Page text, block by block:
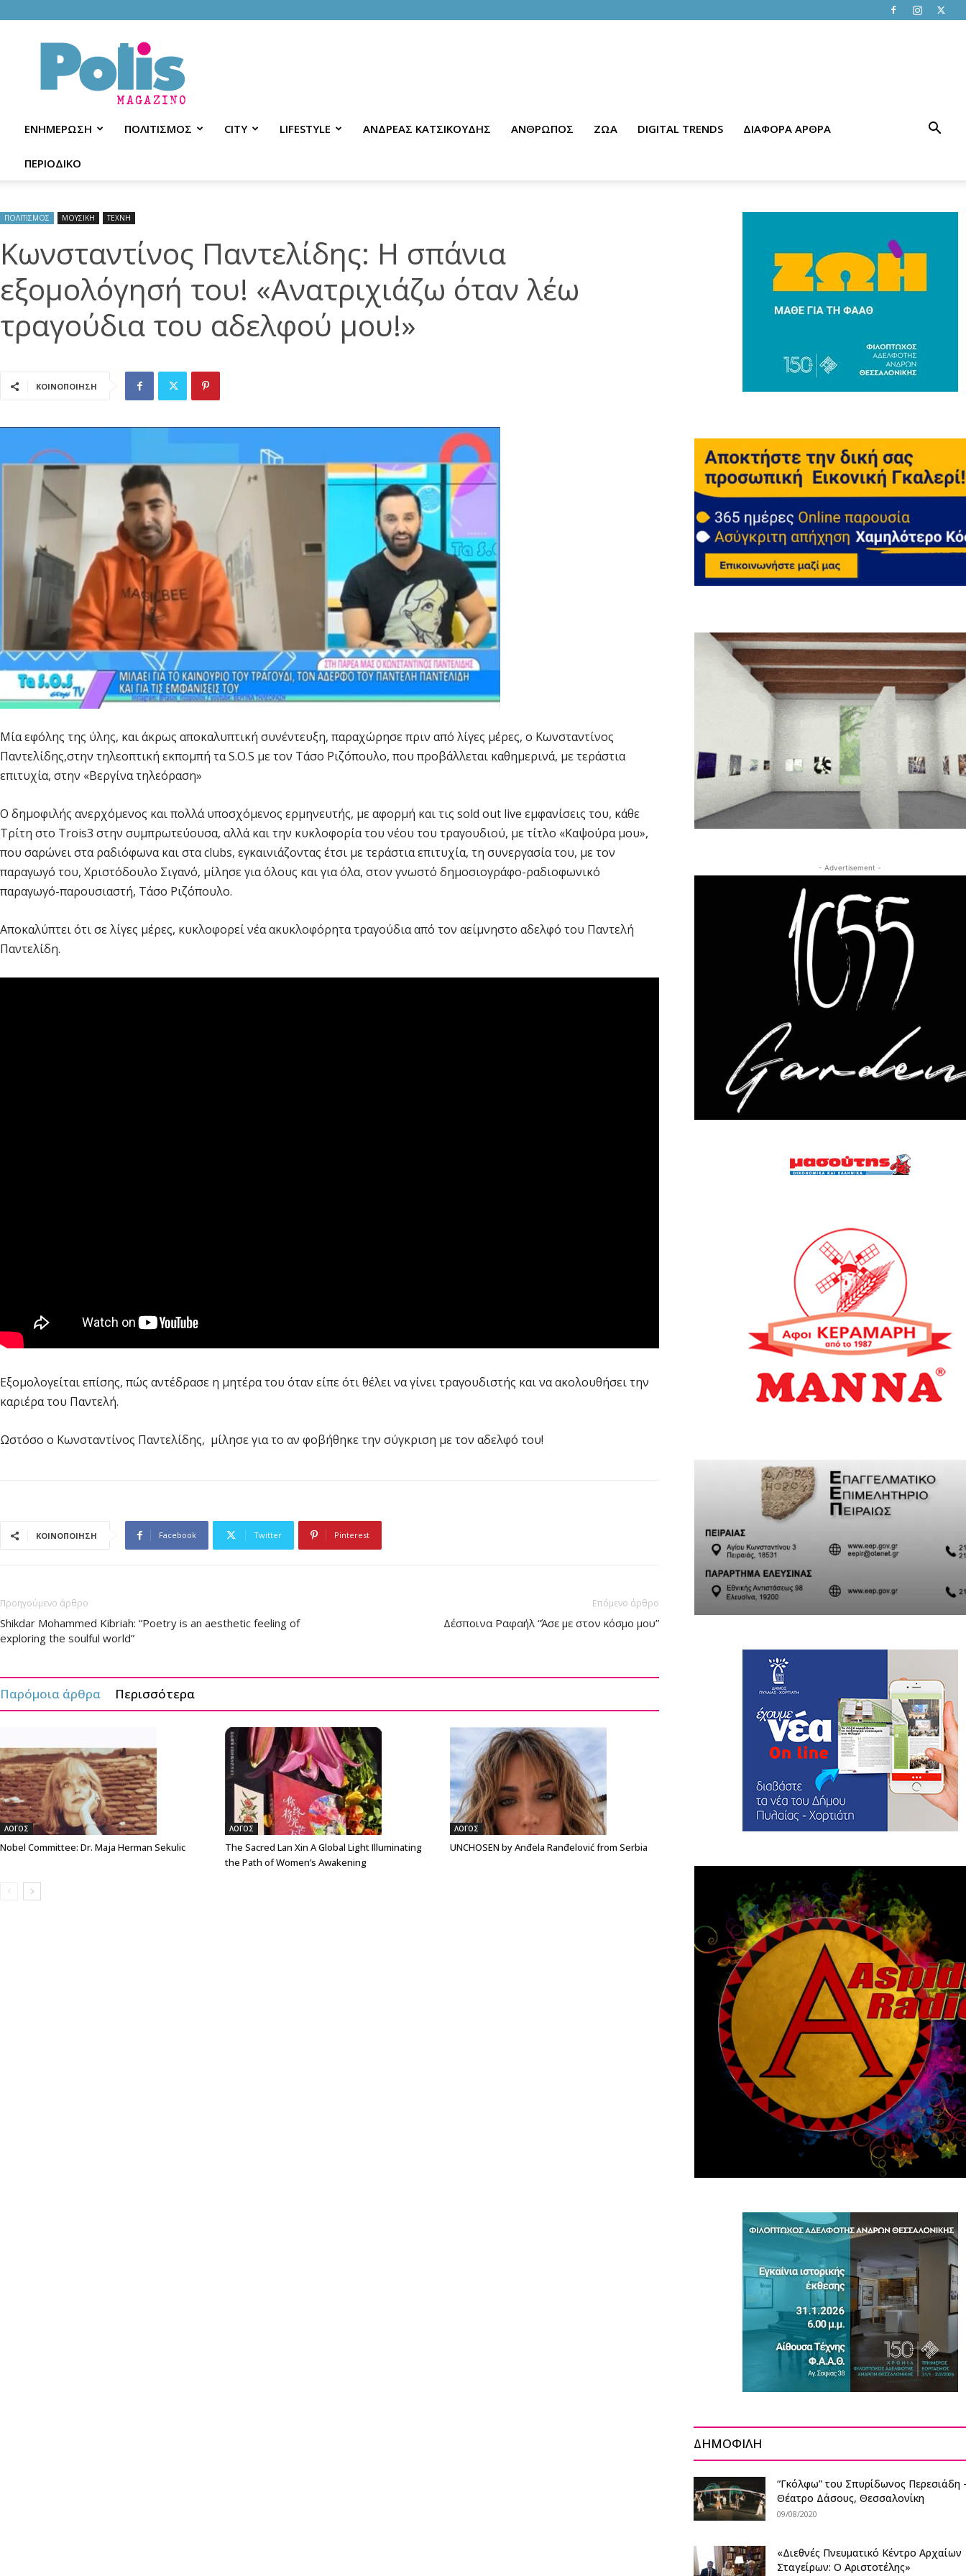
Polis
Magazino
ΕΝΗΜΕΡΩΣΗ ΠΟΛΙΤΙΣΜΟΣ CITY LIFESTYLE ΑΝΔΡΕΑΣ ΚΑΤΣΙΚΟΥΔΗΣ ΑΝΘΡΩΠΟΣ ΖΩΑ DIGITAL TRENDS ΔΙΑΦΟΡΑ ΑΡΘΡΑ
ΠΕΡΙΟΔΙΚΟ
ΠΟΛΙΤΙΣΜΟΣ ΜΟΥΣΙΚΗ ΤΕΧΝΗ
Κωνσταντίνος Παντελίδης: Η σπάνια
εξομολόγησή του! «Ανατριχιάζω όταν λέω
τραγούδια του αδελφού μου!»
ΚΟΙΝΟΠΟΙΗΣΗ
Mία εφόλης της ύλης, και άκρως αποκαλυπτική συνέντευξη, παραχώρησε πριν από λίγες μέρες, ο Κωνσταντίνος
Παντελίδης,στην τηλεοπτική εκπομπή τα S.O.S με τον Τάσο Ριζόπουλο, που προβάλλεται καθημερινά, με τεράστια
επιτυχία, στην «Βεργίνα τηλεόραση»
Ο δημοφιλής ανερχόμενος και πολλά υποσχόμενος ερμηνευτής, με αφορμή και τις sold out live εμφανίσεις του, κάθε
Τρίτη στο Trois3 στην συμπρωτεύουσα, αλλά και την κυκλοφορία του νέου του τραγουδιού, με τίτλο «Καψούρα μου»,
που σαρώνει στα ραδιόφωνα και στα clubs, εγκαινιάζοντας έτσι με τεράστια επιτυχία, τη συνεργασία του, με τον
παραγωγό του, Χριστόδουλο Σιγανό, μίλησε για όλους και για όλα, στον γνωστό δημοσιογράφο-ραδιοφωνικό
παραγωγό-παρουσιαστή, Τάσο Ριζόπουλο.
Αποκαλύπτει ότι σε λίγες μέρες, κυκλοφορεί νέα ακυκλοφόρητα τραγούδια από τον αείμνηστο αδελφό του Παντελή
Παντελίδη.
Εξομολογείται επίσης, πώς αντέδρασε η μητέρα του όταν είπε ότι θέλει να γίνει τραγουδιστής και να ακολουθήσει την
καριέρα του Παντελή.
Ωστόσο ο Κωνσταντίνος Παντελίδης, μίλησε για το αν φοβήθηκε την σύγκριση με τον αδελφό του!
ΚΟΙΝΟΠΟΙΗΣΗ Facebook Twitter Pinterest
Προηγούμενο άρθρο
Shikdar Mohammed Kibriah: “Poetry is an aesthetic feeling of
exploring the soulful world”
Επόμενο άρθρο
Δέσποινα Ραφαήλ “Άσε με στον κόσμο μου”
Παρόμοια άρθρα Περισσότερα
ΛΟΓΟΣ
Nobel Committee: Dr. Maja Herman Sekulic
ΛΟΓΟΣ
The Sacred Lan Xin A Global Light Illuminating
the Path of Women’s Awakening
ΛΟΓΟΣ
UNCHOSEN by Anđela Ranđelović from Serbia
- Advertisement -
ΔΗΜΟΦΙΛΗ
“Γκόλφω” του Σπυρίδωνος Περεσιάδη
Θέατρο Δάσους, Θεσσαλονίκη
09/08/2020
«Διεθνές Πνευματικό Κέντρο Αρχαίων
Σταγείρων: Ο Αριστοτέλης»